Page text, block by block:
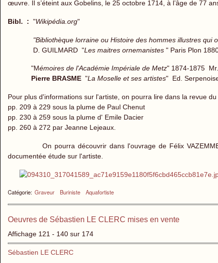
œuvre. Il s’éteint aux Gobelins, le 25 octobre 1714, à l’âge de 77
Bibl. : "Wikipédia.org"
"Bibliothèque lorraine ou Histoire des hommes illustres qui ont
D. GUILMARD "Les maitres ornemanistes " Paris Plon
"Mémoires de l'Académie Impériale de Metz" 1874-1875
Pierre BRASME "La Moselle et ses artistes" Ed.
Pour plus d'informations sur l'artiste, on pourra lire dans la revue
pp. 209 à 229 sous la plume de Paul Chenut
pp. 230 à 259 sous la plume d' Emile Dacier
pp. 260 à 272 par Jeanne Lejeaux.
On pourra découvrir dans l'ouvrage de Félix
documentée étude sur l'artiste.
Catégorie: Graveur Buriniste Aquafortiste
Oeuvres de Sébastien LE CLERC mises en vente
Affichage 121 - 140 sur 174
Sébastien LE CLERC